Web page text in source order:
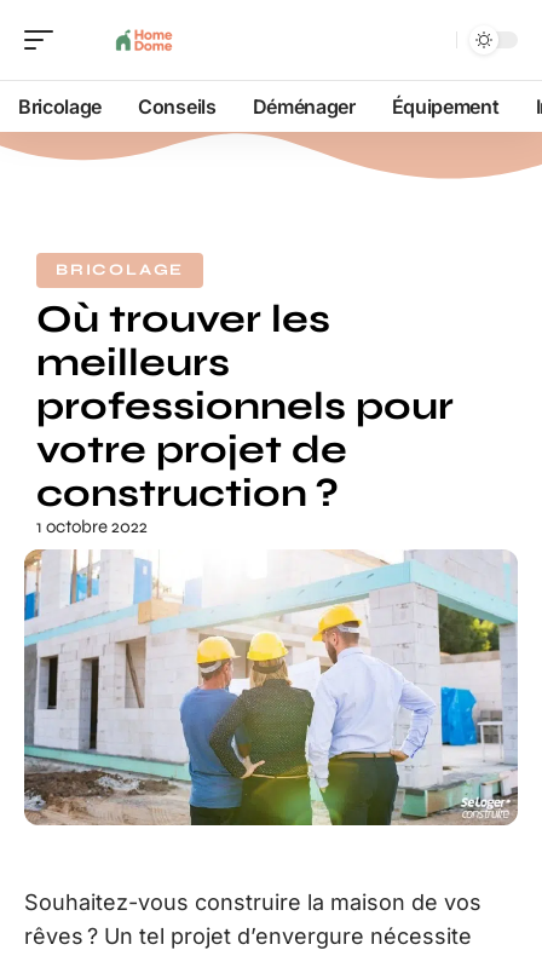
Bricolage Conseils Déménager Équipement
BRICOLAGE
Où trouver les
meilleurs
professionnels pour
votre projet de
construction ?
1 octobre 2022
Souhaitez-vous construire la maison de vos
rêves ? Un tel projet d’envergure nécessite